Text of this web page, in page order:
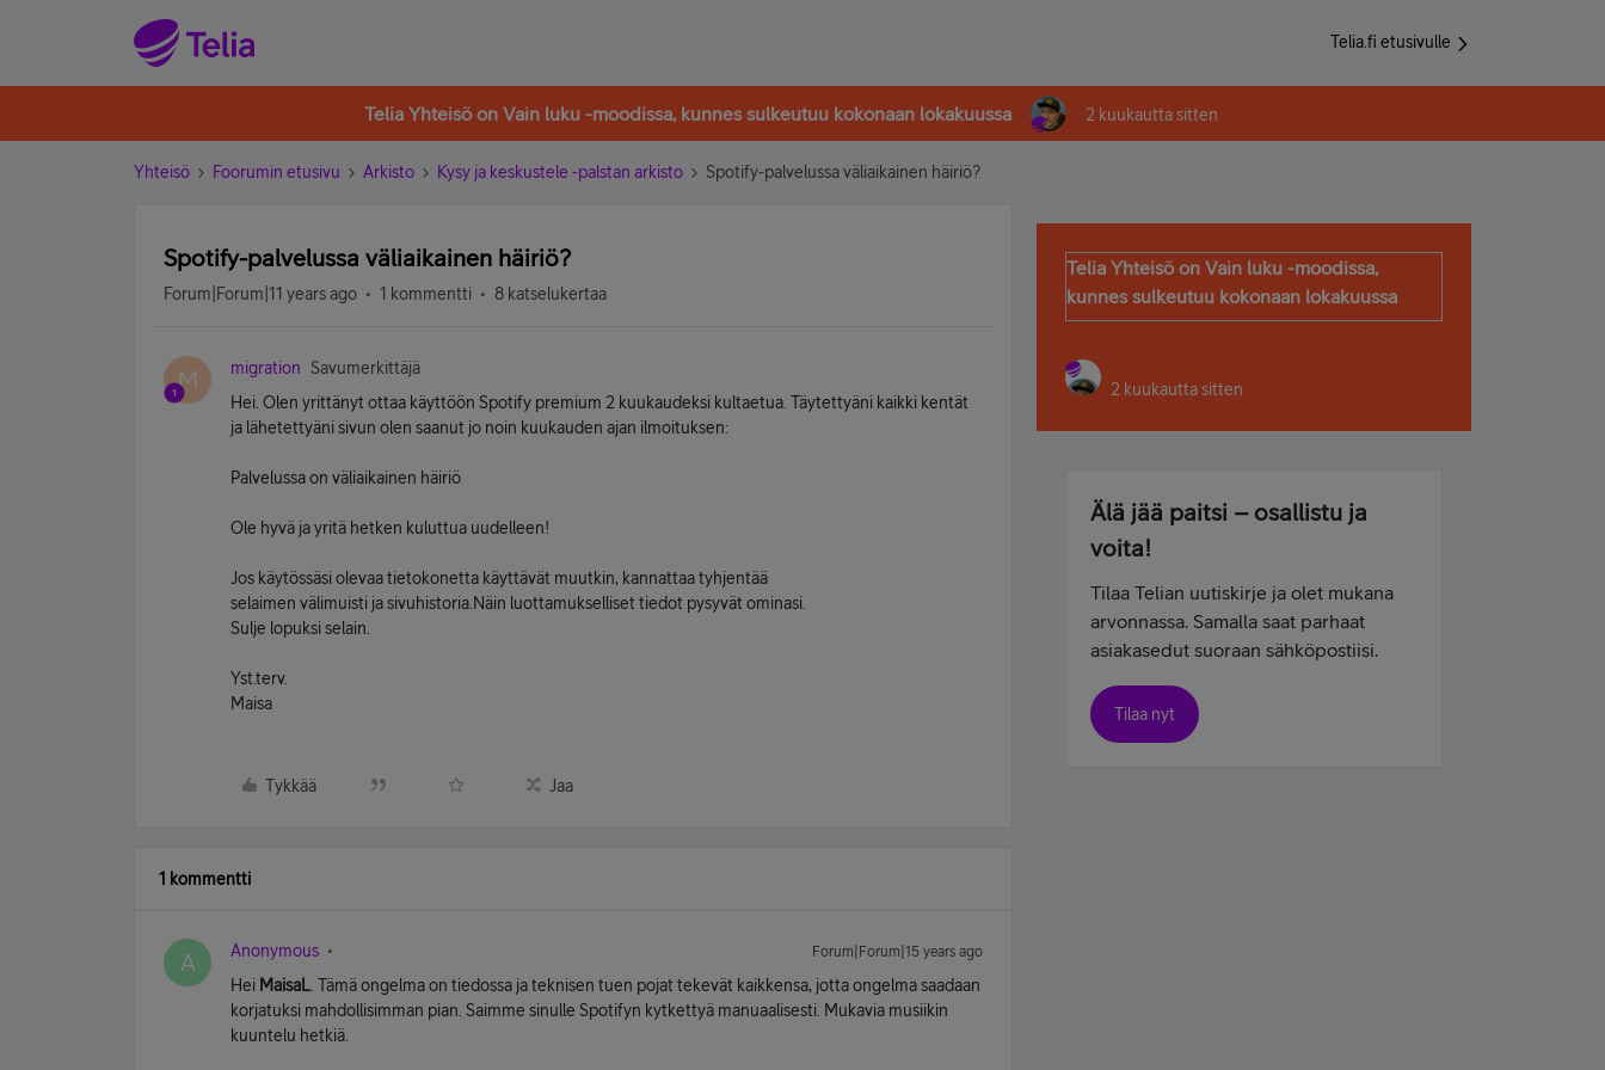
Telia.fi etusivulle
Telia Yhteisö on Vain luku -moodissa, kunnes sulkeutuu kokonaan lokakuussa 2 kuukautta sitten
Yhteisö Foorumin etusivu Arkisto Kysy ja keskustele -palstan arkisto Spotify-palvelussa väliaikainen häiriö?
Spotify-palvelussa väliaikainen häiriö?
Forum|Forum|11 years ago 1 kommentti 8 katselukertaa
M migration
Savumerkittäjä
Hei. Olen yrittänyt ottaa käyttöön Spotify premium 2 kuukaudeksi kultaetua. Täytettyäni kaikki kentät
ja lähetettyäni sivun olen saanut jo noin kuukauden ajan ilmoituksen:
Palvelussa on väliaikainen häiriö
Ole hyvä ja yritä hetken kuluttua uudelleen!
Jos käytössäsi olevaa tietokonetta käyttävät muutkin, kannattaa tyhjentää
selaimen välimuisti ja sivuhistoria.Näin luottamukselliset tiedot pysyvät ominasi.
Sulje lopuksi selain.
Yst.terv.
Maisa
Tykkää Jaa
1 kommentti
A Anonymous Forum|Forum|15 years ago
Hei MaisaL . Tämä ongelma on tiedossa ja teknisen tuen pojat tekevät kaikkensa, jotta ongelma saadaan
korjatuksi mahdollisimman pian. Saimme sinulle Spotifyn kytkettyä manuaalisesti. Mukavia musiikin
kuuntelu hetkiä.
Telia Yhteisö on Vain luku -moodissa,
kunnes sulkeutuu kokonaan lokakuussa
2 kuukautta sitten
Älä jää paitsi – osallistu ja
voita!
Tilaa Telian uutiskirje ja olet mukana
arvonnassa. Samalla saat parhaat
asiakasedut suoraan sähköpostiisi.
Tilaa nyt